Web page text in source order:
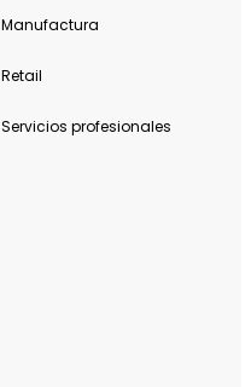
Manufactura
Retail
Servicios profesionales